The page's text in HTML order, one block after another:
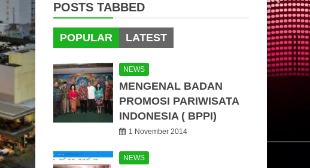
POSTS TABBED
POPULAR LATEST
NEWS
MENGENAL BADAN
PROMOSI PARIWISATA
INDONESIA ( BPPI)
1 November 2014
NEWS